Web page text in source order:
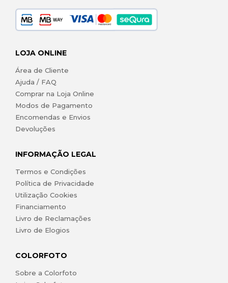
LOJA ONLINE
Área de Cliente
Ajuda / FAQ
Comprar na Loja Online
Modos de Pagamento
Encomendas e Envios
Devoluções
INFORMAÇÃO LEGAL
Termos e Condições
Política de Privacidade
Utilização Cookies
Financiamento
Livro de Reclamações
Livro de Elogios
COLORFOTO
Sobre a Colorfoto